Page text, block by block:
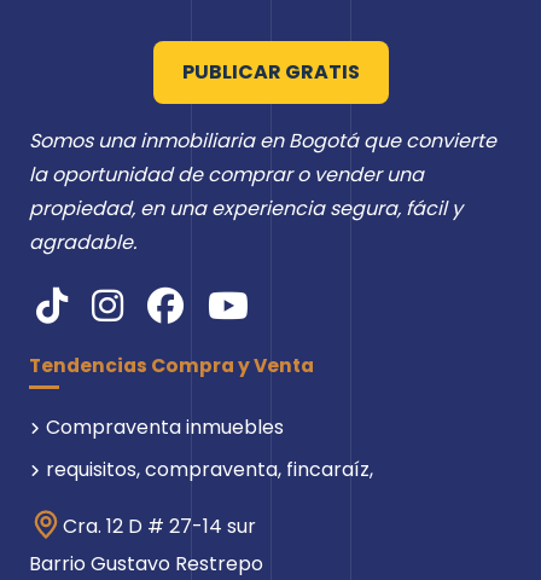
Somos una inmobiliaria en Bogotá que convierte
la oportunidad de comprar o vender una
propiedad, en una experiencia segura, fácil y
agradable.
Tendencias Compra y Venta
Compraventa inmuebles
requisitos, compraventa, fincaraíz,
Cra. 12 D # 27-14 sur
Barrio Gustavo Restrepo
PUBLICAR GRATIS